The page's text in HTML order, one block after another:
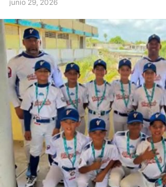
junio 29, 2026